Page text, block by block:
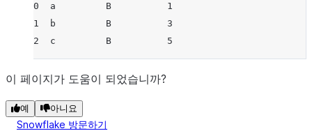
0  a         B          1
1  b         B          3
2  c         B          5
이 페이지가 도움이 되었습니까?
예 아니요
Snowflake 방문하기